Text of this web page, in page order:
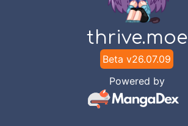
thrive.moe
Beta v26.07.09
Powered by